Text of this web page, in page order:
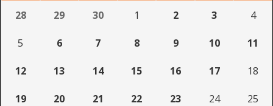
28 29 30 1 2 3 4
5 6 7 8 9 10 11
12 13 14 15 16 17 18
19 20 21 22 23 24 25